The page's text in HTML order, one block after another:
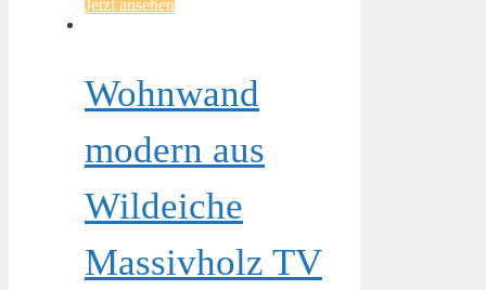
Jetzt ansehen
Wohnwand
modern aus
Wildeiche
Massivholz TV